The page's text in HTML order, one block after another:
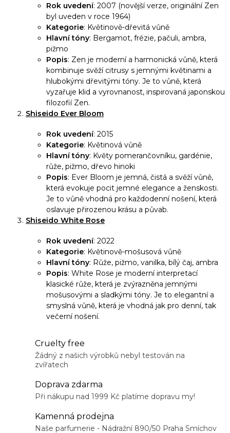
Rok uvedení: 2007 (novější verze, originální Zen
byl uveden v roce 1964)
Kategorie: Květinově-dřevitá vůně
Hlavní tóny: Bergamot, frézie, pačuli, ambra,
pižmo
Popis: Zen je moderní a harmonická vůně, která
kombinuje svěží citrusy s jemnými květinami a
hlubokými dřevitými tóny. Je to vůně, která
vyzařuje klid a vyrovnanost, inspirovaná japonskou
filozofií Zen.
Shiseido Ever Bloom
Rok uvedení: 2015
Kategorie: Květinová vůně
Hlavní tóny: Květy pomerančovníku, gardénie,
růže, pižmo, dřevo hinoki
Popis: Ever Bloom je jemná, čistá a svěží vůně,
která evokuje pocit jemné elegance a ženskosti.
Je to vůně vhodná pro každodenní nošení, která
oslavuje přirozenou krásu a půvab.
Shiseido White Rose
Rok uvedení: 2022
Kategorie: Květinově-mošusová vůně
Hlavní tóny: Růže, pižmo, vanilka, bílý čaj, ambra
Popis: White Rose je moderní interpretací
klasické růže, která je zvýrazněna jemnými
mošusovými a sladkými tóny. Je to elegantní a
smyslná vůně, která je vhodná jak pro denní, tak
večerní nošení.
Cruelty free
Žádný z našich výrobků nebyl testován na
zvířatech
Doprava zdarma
Při nákupu nad 1999 Kč platíme dopravu my!
Kamenná prodejna
Naše parfumerie - Nádražní 890/50 Praha Smíchov